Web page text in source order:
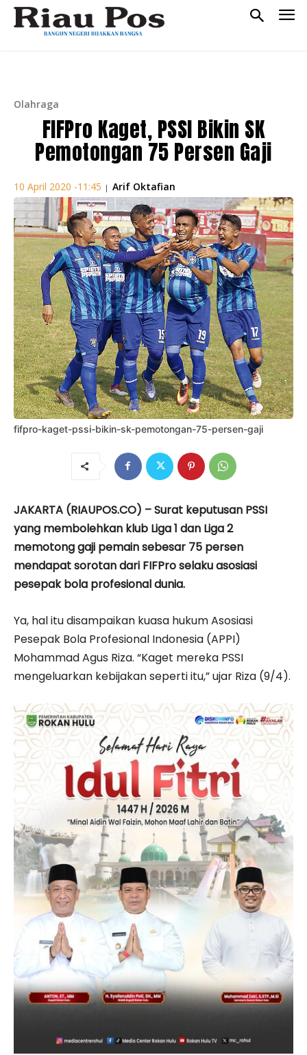
Olahraga
FIFPro Kaget, PSSI Bikin SK
Pemotongan 75 Persen Gaji
10 April 2020 -11:45 | Arif Oktafian
fifpro-kaget-pssi-bikin-sk-pemotongan-75-persen-gaji
JAKARTA (RIAUPOS.CO) – Surat keputusan PSSI
yang membolehkan klub Liga 1 dan Liga 2
memotong gaji pemain sebesar 75 persen
mendapat sorotan dari FIFPro selaku asosiasi
pesepak bola profesional dunia.
Ya, hal itu disampaikan kuasa hukum Asosiasi
Pesepak Bola Profesional Indonesia (APPI)
Mohammad Agus Riza. “Kaget mereka PSSI
mengeluarkan kebijakan seperti itu,” ujar Riza (9/4).